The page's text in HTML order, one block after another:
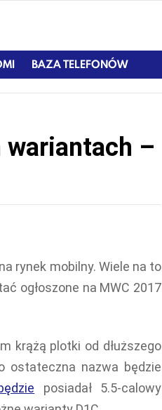
BAZA TELEFONÓW
wariantach –
rynek mobilny. Wiele na to
ogłoszone na MWC 2017
krążą plotki od dłuższego
ostateczna nazwa będzie
posiadał 5.5-calowy